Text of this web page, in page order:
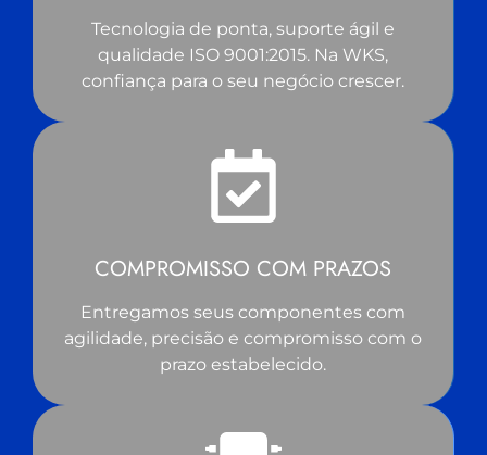
Tecnologia de ponta, suporte ágil e
qualidade ISO 9001:2015. Na WKS,
confiança para o seu negócio crescer.
COMPROMISSO COM PRAZOS
Entregamos seus componentes com
agilidade, precisão e compromisso com o
prazo estabelecido.